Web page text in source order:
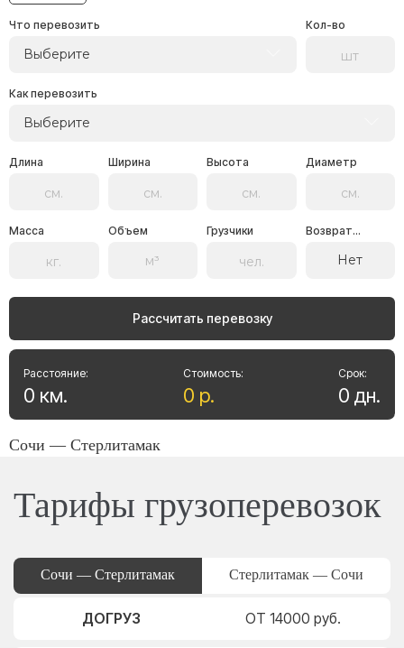
Что перевозить
Выберите
Кол-во
Как перевозить
Выберите
Длина Ширина Высота Диаметр
Масса Объем Грузчики Возврат...
Нет
Рассчитать перевозку
Стоимость:
0 р.
Расстояние:
0 км.
Срок:
0 дн.
Сочи — Стерлитамак
Тарифы грузоперевозок
Сочи — Стерлитамак Стерлитамак — Сочи
ДОГРУЗ ОТ 14000 руб.